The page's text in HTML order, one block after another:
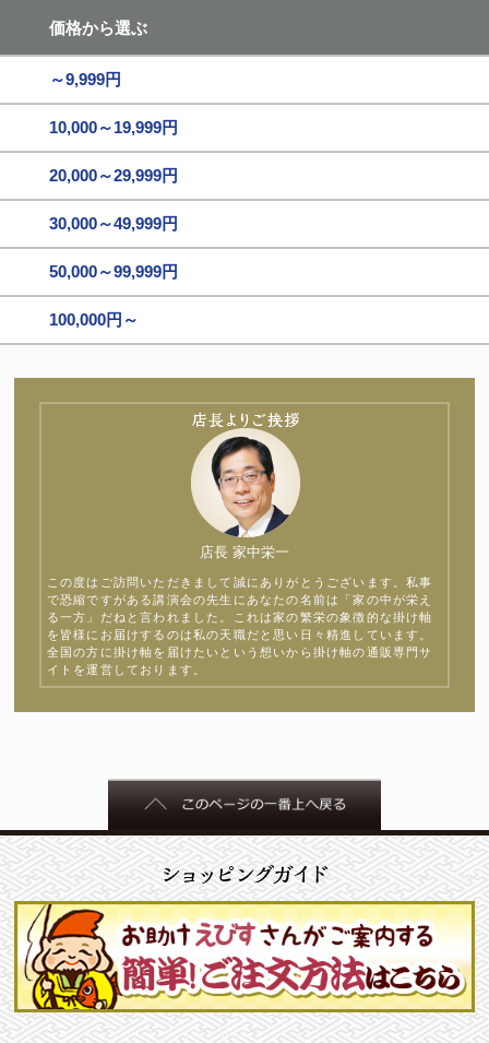
価格から選ぶ
～9,999円
10,000～19,999円
20,000～29,999円
30,000～49,999円
50,000～99,999円
100,000円～
店長 家中栄一
この度はご訪問いただきまして誠にありがとうございます。私事
で恐縮ですがある講演会の先生にあなたの名前は「家の中が栄え
る一方」だねと言われました。これは家の繁栄の象徴的な掛け軸
を皆様にお届けするのは私の天職だと思い日々精進しています。
全国の方に掛け軸を届けたいという想いから掛け軸の通販専門サ
イトを運営しております。